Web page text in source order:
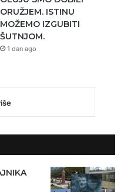
ORUŽJEM. ISTINU
MOŽEMO IZGUBITI
ŠUTNJOM.
1 dan ago